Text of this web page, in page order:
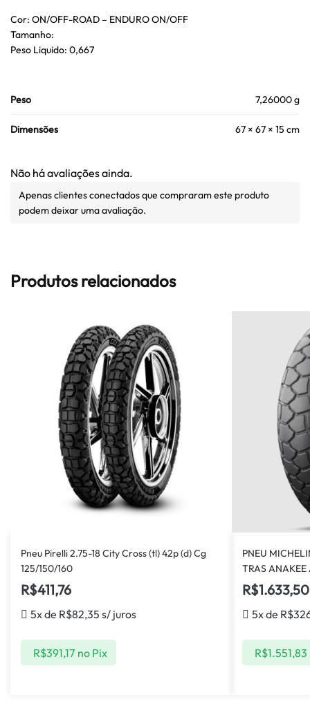
Cor: ON/OFF-ROAD – ENDURO ON/OFF
Tamanho:
Peso Liquido: 0,667
Peso 7,26000 g
Dimensões 67 × 67 × 15 cm
Não há avaliações ainda.
Apenas clientes conectados que compraram este produto
podem deixar uma avaliação.
Produtos relacionados
Pneu Pirelli 2.75-18 City Cross (tl) 42p (d) Cg
125/150/160
R$411,76
5x de R$82,35 s/ juros
R$391,17 no Pix
PNEU
TRAS
R$1.633,50
5x de R$
R$1.551,83